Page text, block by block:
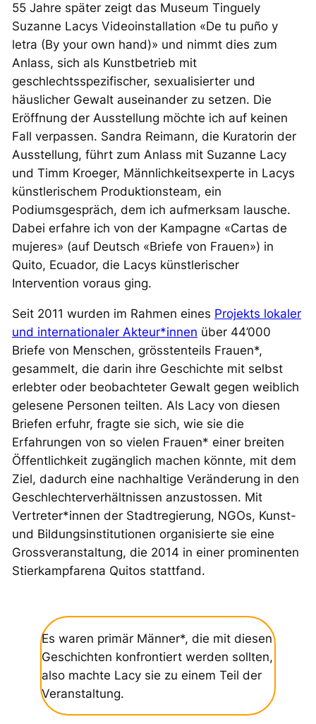
55 Jahre später zeigt das Museum Tinguely
Suzanne Lacys Videoinstallation «De tu puño y
letra (By your own hand)» und nimmt dies zum
Anlass, sich als Kunstbetrieb mit
geschlechtsspezifischer, sexualisierter und
häuslicher Gewalt auseinander zu setzen. Die
Eröffnung der Ausstellung möchte ich auf keinen
Fall verpassen. Sandra Reimann, die Kuratorin der
Ausstellung, führt zum Anlass mit Suzanne Lacy
und Timm Kroeger, Männlichkeitsexperte in Lacys
künstlerischem Produktionsteam, ein
Podiumsgespräch, dem ich aufmerksam lausche.
Dabei erfahre ich von der Kampagne «Cartas de
mujeres» (auf Deutsch «Briefe von Frauen») in
Quito, Ecuador, die Lacys künstlerischer
Intervention voraus ging.
Seit 2011 wurden im Rahmen eines Projekts lokaler
und internationaler Akteur*innen über 44’000
Briefe von Menschen, grösstenteils Frauen*,
gesammelt, die darin ihre Geschichte mit selbst
erlebter oder beobachteter Gewalt gegen weiblich
gelesene Personen teilten. Als Lacy von diesen
Briefen erfuhr, fragte sie sich, wie sie die
Erfahrungen von so vielen Frauen* einer breiten
Öffentlichkeit zugänglich machen könnte, mit dem
Ziel, dadurch eine nachhaltige Veränderung in den
Geschlechterverhältnissen anzustossen. Mit
Vertreter*innen der Stadtregierung, NGOs, Kunst-
und Bildungsinstitutionen organisierte sie eine
Grossveranstaltung, die 2014 in einer prominenten
Stierkampfarena Quitos stattfand.
Es waren primär Männer*, die mit diesen
Geschichten konfrontiert werden sollten,
also machte Lacy sie zu einem Teil der
Veranstaltung.